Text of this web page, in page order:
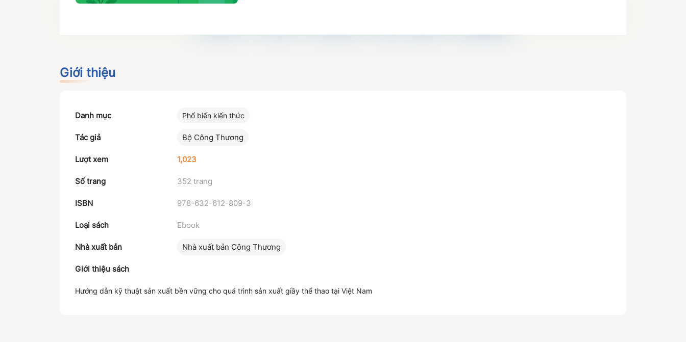
Giới thiệu
Danh mục Phổ biến kiến thức
Tác giả Bộ Công Thương
Lượt xem 1,023
Số trang 352 trang
ISBN 978-632-612-809-3
Loại sách Ebook
Nhà xuất bản Nhà xuất bản Công Thương
Giới thiệu sách
Hướng dẫn kỹ thuật sản xuất bền vững cho quá trình sản xuất giầy thể thao tại Việt Nam